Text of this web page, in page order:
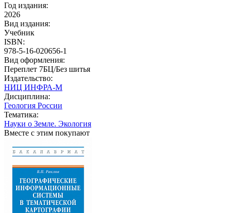
Год издания:
2026
Вид издания:
Учебник
ISBN:
978-5-16-020656-1
Вид оформления:
Переплет 7БЦ/Без шитья
Издательство:
НИЦ ИНФРА-М
Дисциплина:
Геология России
Тематика:
Науки о Земле. Экология
Вместе с этим покупают